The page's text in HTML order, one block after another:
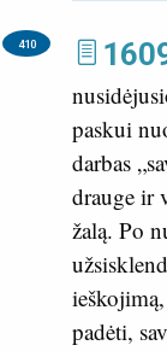
410
paskui
darbas
drauge ir
žalą. Po
padėti,